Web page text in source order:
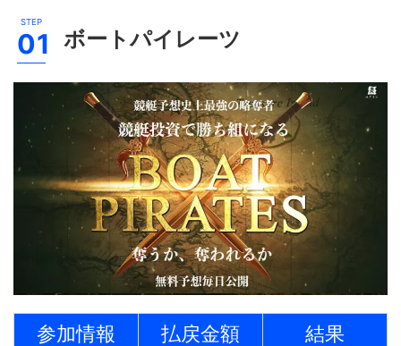
ボートパイレーツ
参加情報 払戻金額 結果